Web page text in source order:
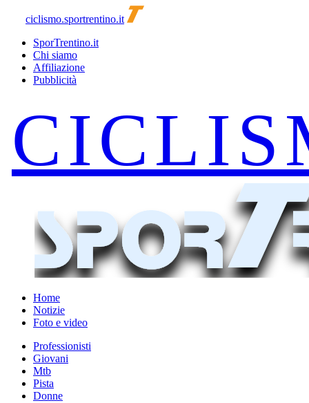
ciclismo.sportrentino.it
SporTrentino.it
Chi siamo
Affiliazione
Pubblicità
Home
Notizie
Foto e video
Professionisti
Giovani
Mtb
Pista
Donne